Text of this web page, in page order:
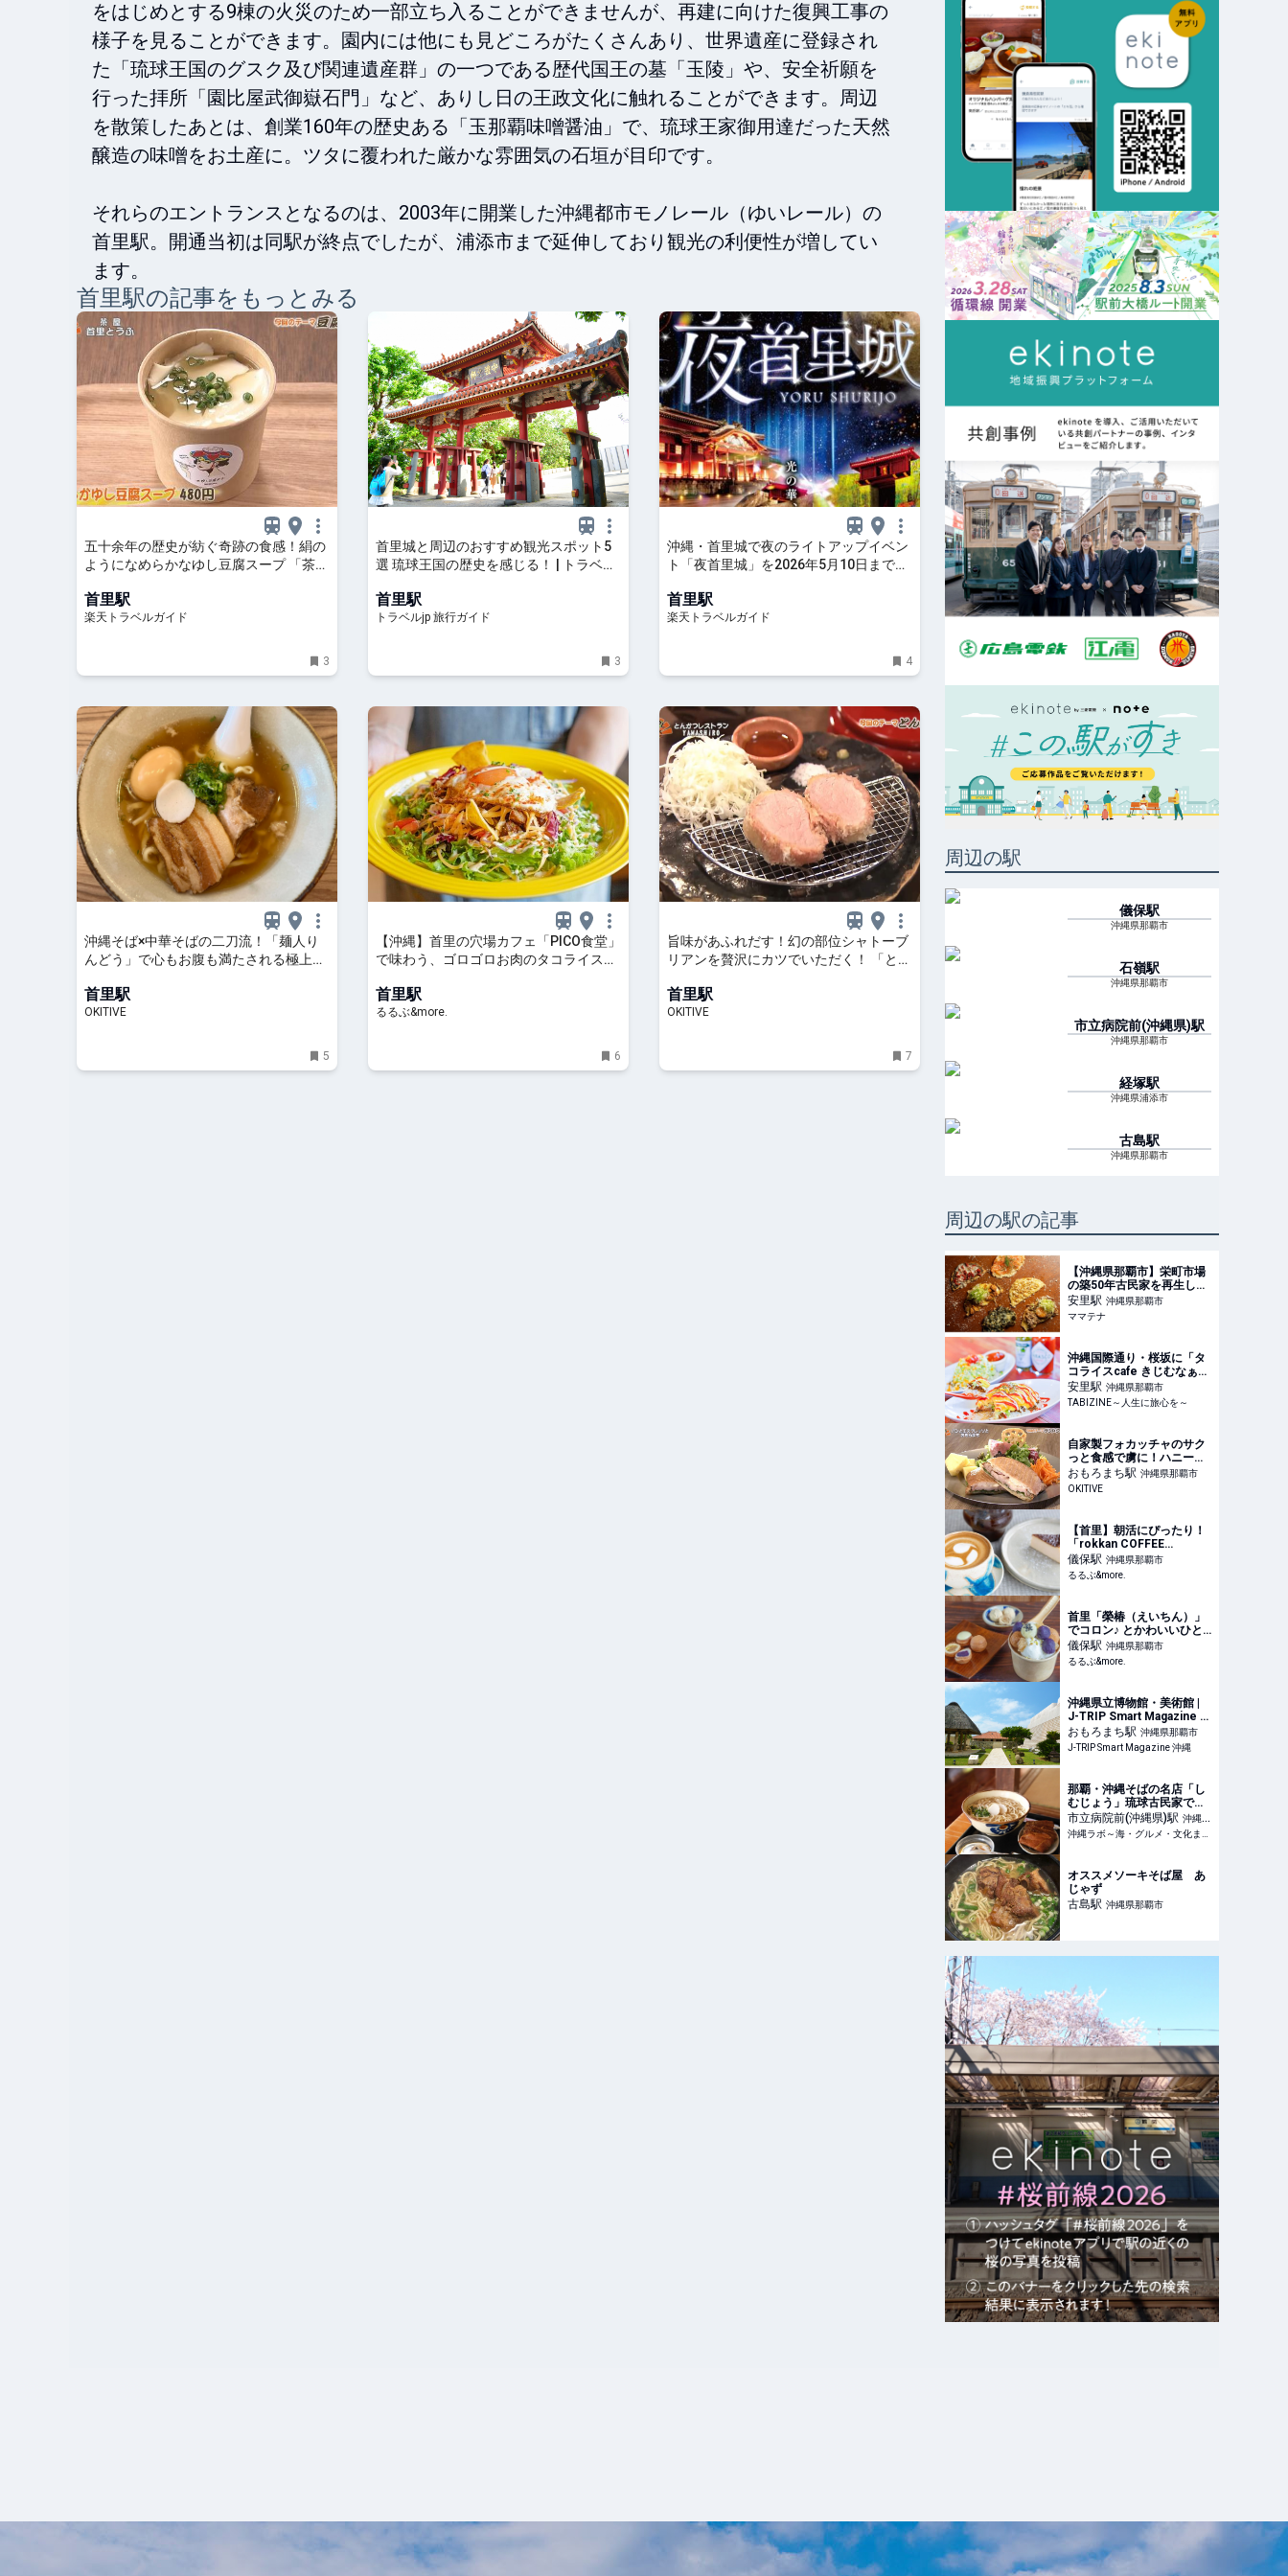
をはじめとする9棟の火災のため一部立ち入ることができませんが、再建に向けた復興工事の
様子を見ることができます。園内には他にも見どころがたくさんあり、世界遺産に登録され
た「琉球王国のグスク及び関連遺産群」の一つである歴代国王の墓「玉陵」や、安全祈願を
行った拝所「園比屋武御嶽石門」など、ありし日の王政文化に触れることができます。周辺
を散策したあとは、創業160年の歴史ある「玉那覇味噌醤油」で、琉球王家御用達だった天然
醸造の味噌をお土産に。ツタに覆われた厳かな雰囲気の石垣が目印です。
それらのエントランスとなるのは、2003年に開業した沖縄都市モノレール（ゆいレール）の
首里駅。開通当初は同駅が終点でしたが、浦添市まで延伸しており観光の利便性が増してい
ます。
首里駅の記事をもっとみる
五十余年の歴史が紡ぐ奇跡の食感！絹の
ようになめらかなゆし豆腐スープ 「茶屋
ル】
首里駅
楽天トラベルガイド
3
首里城と周辺のおすすめ観光スポット5
選 琉球王国の歴史を感じる！ | トラベル
首里駅
トラベルjp 旅行ガイド
3
沖縄・首里城で夜のライトアップイベン
ト「夜首里城」を2026年5月10日まで開
首里駅
楽天トラベルガイド
4
沖縄そば×中華そばの二刀流！「麺人り
んどう」で心もお腹も満たされる極上の
首里駅
OKITIVE
5
【沖縄】首里の穴場カフェ「PICO食堂」
で味わう、ゴロゴロお肉のタコライス｜
首里駅
るるぶ&more.
6
旨味があふれだす！幻の部位シャトーブ
リアンを贅沢にカツでいただく！ 「とん
市） | OKITIVE
首里駅
OKITIVE
7
周辺の駅
儀保駅
沖縄県那覇市
石嶺駅
沖縄県那覇市
市立病院前(沖縄県)駅
沖縄県那覇市
経塚駅
沖縄県浦添市
古島駅
沖縄県那覇市
周辺の駅の記事
【沖縄県那覇市】栄町市場
の築50年古民家を再生した
ピッツェリア誕生！ナポリ
ピッツァと薄皮ピザを提供 |
ママテナ
安里駅 沖縄県那覇市
ママテナ
沖縄国際通り・桜坂に「タ
コライスcafe きじむなぁ」
3月オープン！看板メニュ
ーのオムタコも | TABIZINE
～人生に旅心を～
安里駅 沖縄県那覇市
TABIZINE～人生に旅心を～
自家製フォカッチャのサク
っと食感で虜に！ハニーマ
スタードの極上サンド「パ
ンとエスプレッソとおもろ
おもろまち駅 沖縄県那覇市
OKITIVE
【首里】朝活にぴったり！
「rokkan COFFEE
SHURI」で目覚めの1杯を
｜るるぶ&more.
儀保駅 沖縄県那覇市
るるぶ&more.
首里「榮椿（えいちん）」
でコロン♪ とかわいいひと
くちサイズカステラを｜る
るぶ&more.
儀保駅 沖縄県那覇市
るるぶ&more.
沖縄県立博物館・美術館 |
J-TRIP Smart Magazine 沖
縄
おもろまち駅 沖縄県那覇市
J-TRIP Smart Magazine 沖縄
那覇・沖縄そばの名店「し
むじょう」琉球古民家で絶
品沖縄そばと家庭料理をい
ただく
市立病院前(沖縄県)駅 沖縄県
那覇市
沖縄ラボ～海・グルメ・文化まるごと楽しむ沖縄旅行ガイド～
オススメソーキそば屋 あ
じゃず
古島駅 沖縄県那覇市